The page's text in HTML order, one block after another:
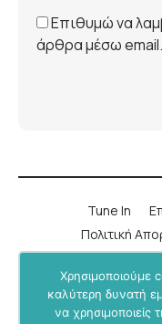
Επιθυμώ να
άρθρα μέσω email.
Tune In
Πολιτική
Χρησιμοποιούμε
καλύτερη δυνατή
να χρησιμοποιείς